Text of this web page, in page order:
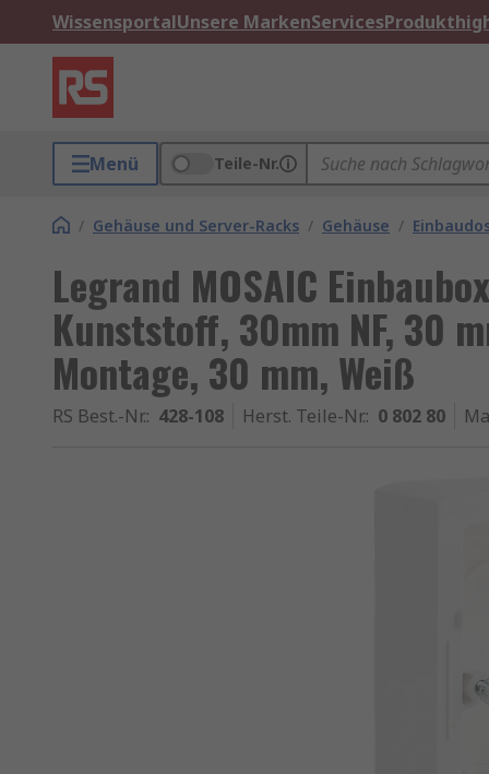
WissensportalUnsere MarkenServices
Menü Teile-Nr.
/ Gehäuse und Server-Racks / Gehäuse /
Legrand MOSAIC
Kunststoff, 30mm NF, 30
Montage, 30 mm, Weiß
RS Best.-Nr.: 428-108 Herst. Teile-Nr.: 0 802 80